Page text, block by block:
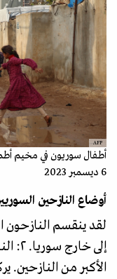
AFP
أطفال سوريون في مخيم
6 ديسمبر 2023
أوضاع النازحين
إلى
الأكبر من النازحين.